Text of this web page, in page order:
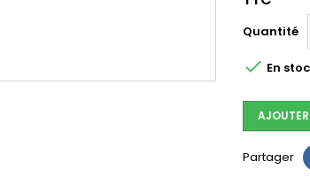
Quantité
 En
Partager